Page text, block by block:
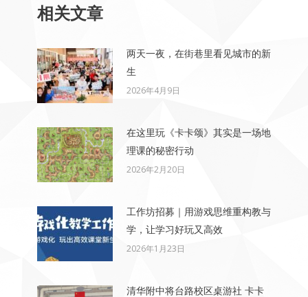
相关文章
两天一夜，在街巷里看见城市的新
生
2026年4月9日
在这里玩《卡卡颂》其实是一场地
理课的秘密行动
2026年2月20日
工作坊招募｜用游戏思维重构教与
学，让学习好玩又高效
2026年1月23日
清华附中将台路校区桌游社 卡卡